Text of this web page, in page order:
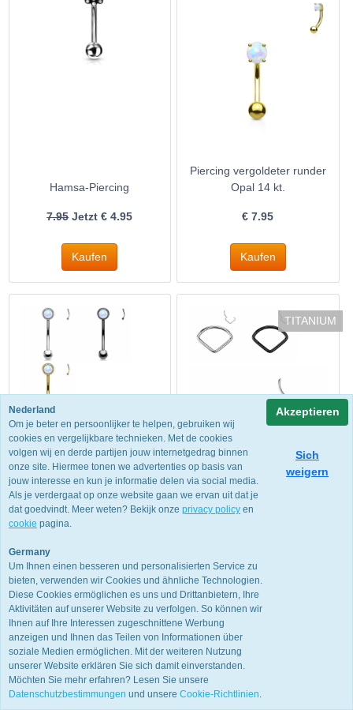
Hamsa-Piercing
7.95Jetzt €4.95
Piercing vergoldeter runder
Opal 14 kt.
€7.95
Piercing Opal Top 1,2x6 Gold
€9.95
TITANIUM
Piercing Chevon-Flugzeug
Nederland
Om je beter en persoonlijker te helpen, gebruiken wij
cookies en vergelijkbare technieken. Met de cookies
volgen wij en derde partijen jouw internetgedrag binnen
onze site. Hiermee tonen we advertenties op basis van
jouw interesse en kun je informatie delen via social media.
Als je verdergaat op onze website gaan we ervan uit dat je
dat goedvindt. Meer weten? Bekijk onze privacy policy en
cookie pagina.
Germany
Um Ihnen einen besseren und personalisierten Service zu
bieten, verwenden wir Cookies und ähnliche Technologien.
Diese Cookies ermöglichen es uns und Drittanbietern, Ihre
Aktivitäten auf unserer Website zu verfolgen. So können wir
Ihnen auf Ihre Interessen zugeschnittene Werbung
anzeigen und Ihnen das Teilen von Informationen über
soziale Medien ermöglichen. Mit der weiteren Nutzung
unserer Website erklären Sie sich damit einverstanden.
Möchten Sie mehr erfahren? Lesen Sie unsere
Datenschutzbestimmungen und unsere Cookie-Richtlinien.
Akzeptieren
Sich
weigern